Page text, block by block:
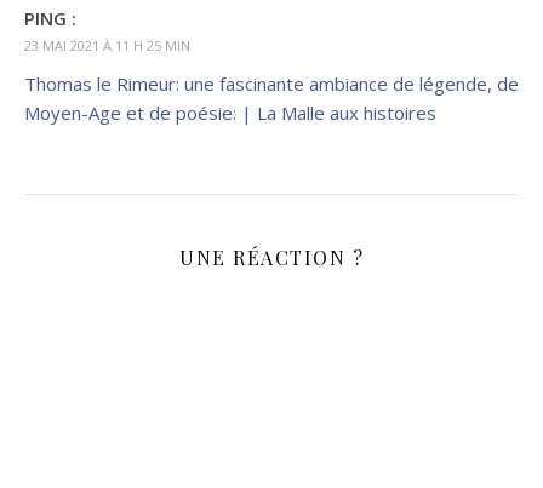
PING :
23 MAI 2021 À 11 H 25 MIN
Thomas le Rimeur: une fascinante ambiance de légende, de
Moyen-Age et de poésie: | La Malle aux histoires
UNE RÉACTION ?